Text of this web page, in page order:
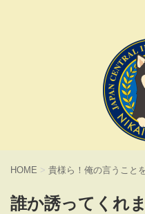
HOME > 貴様ら！俺の言うこと
誰か誘ってくれ